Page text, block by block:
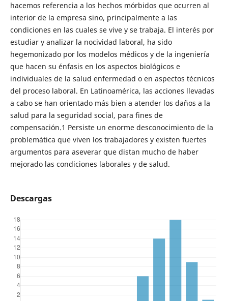
hacemos referencia a los hechos mórbidos que ocurren al
interior de la empresa sino, principalmente a las
condiciones en las cuales se vive y se trabaja. El interés por
estudiar y analizar la nocividad laboral, ha sido
hegemonizado por los modelos médicos y de la ingeniería
que hacen su énfasis en los aspectos biológicos e
individuales de la salud enfermedad o en aspectos técnicos
del proceso laboral. En Latinoamérica, las acciones llevadas
a cabo se han orientado más bien a atender los daños a la
salud para la seguridad social, para fines de
compensación.1 Persiste un enorme desconocimiento de la
problemática que viven los trabajadores y existen fuertes
argumentos para aseverar que distan mucho de haber
mejorado las condiciones laborales y de salud.
Descargas